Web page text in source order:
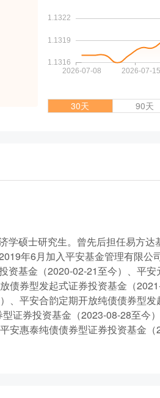
30天
90天
学硕士研究生。曾先后担任易方
年6月加入平安基金管理有限公
资基金（2020-02-21至今）、平
债券型发起式证券投资基金（
、平安合韵定期开放纯债债券型
证券投资基金（2023-08-28至今
安惠泰纯债债券型证券投资基金（